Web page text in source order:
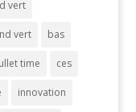
vert
vert bas
time ces
innovation